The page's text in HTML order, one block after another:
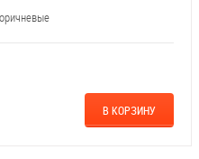
В КОРЗИНУ